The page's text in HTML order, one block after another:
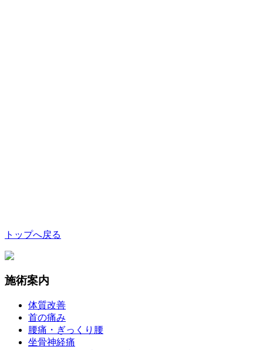
トップへ戻る
施術案内
体質改善
首の痛み
腰痛・ぎっくり腰
坐骨神経痛